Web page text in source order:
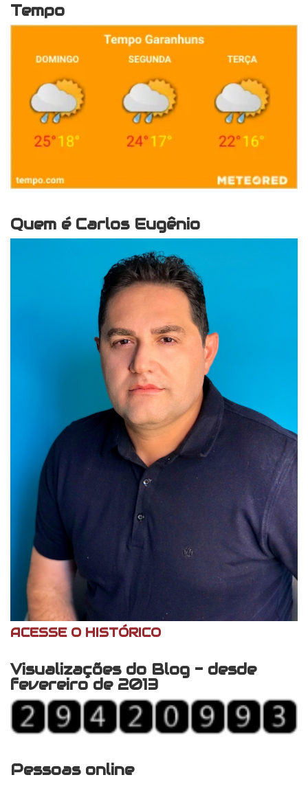
Tempo
Quem é Carlos Eugênio
ACESSE O HISTÓRICO
Visualizações do Blog - desde
fevereiro de 2013
Pessoas online